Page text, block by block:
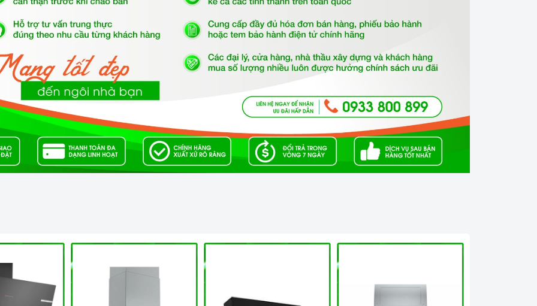
rửa có một mục đích và thời gian khác nhau. Bạn nên
độ bẩn của bát đĩa.
rửa chén định kỳ để loại bỏ cặn bẩn, ngăn ngừa vi khuẩn
sử dụng các chất tẩy rửa chuyên dụng hoặc bằng cách
máy rửa chén, bạn nên tắt nguồn và xả hết nước
bẩn và côn trùng xâm nhập.
Best?
cung cấp sản phẩm chính hãng 100%, có nguồn gốc, xuất
sắm và sử dụng sản phẩm.